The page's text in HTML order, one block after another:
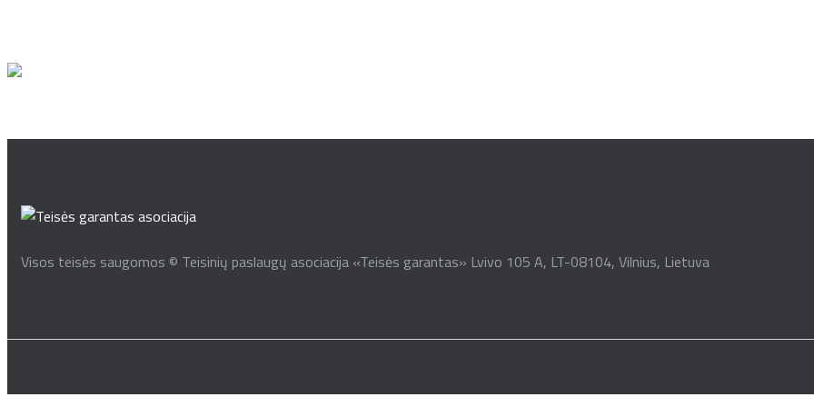
Visos teisės saugomos © Teisinių paslaugų asociacija «Teisės garantas» Lvivo 105 A, LT-08104, Vilnius, Lietuva